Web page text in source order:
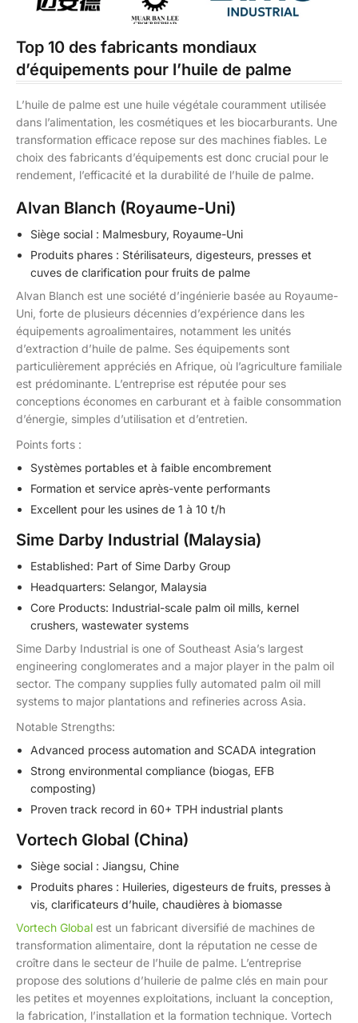
Top 10 des fabricants mondiaux
d’équipements pour l’huile de palme
L’huile de palme est une huile végétale couramment utilisée
dans l’alimentation, les cosmétiques et les biocarburants. Une
transformation efficace repose sur des machines fiables. Le
choix des fabricants d’équipements est donc crucial pour le
rendement, l’efficacité et la durabilité de l’huile de palme.
Alvan Blanch (Royaume-Uni)
Siège social : Malmesbury, Royaume-Uni
Produits phares : Stérilisateurs, digesteurs, presses et
cuves de clarification pour fruits de palme
Alvan Blanch est une société d’ingénierie basée au Royaume-
Uni, forte de plusieurs décennies d’expérience dans les
équipements agroalimentaires, notamment les unités
d’extraction d’huile de palme. Ses équipements sont
particulièrement appréciés en Afrique, où l’agriculture familiale
est prédominante. L’entreprise est réputée pour ses
conceptions économes en carburant et à faible consommation
d’énergie, simples d’utilisation et d’entretien.
Points forts :
Systèmes portables et à faible encombrement
Formation et service après-vente performants
Excellent pour les usines de 1 à 10 t/h
Sime Darby Industrial (Malaysia)
Established: Part of Sime Darby Group
Headquarters: Selangor, Malaysia
Core Products: Industrial-scale palm oil mills, kernel
crushers, wastewater systems
Sime Darby Industrial is one of Southeast Asia’s largest
engineering conglomerates and a major player in the palm oil
sector. The company supplies fully automated palm oil mill
systems to major plantations and refineries across Asia.
Notable Strengths:
Advanced process automation and SCADA integration
Strong environmental compliance (biogas, EFB
composting)
Proven track record in 60+ TPH industrial plants
Vortech Global (China)
Siège social : Jiangsu, Chine
Produits phares : Huileries, digesteurs de fruits, presses à
vis, clarificateurs d’huile, chaudières à biomasse
Vortech Global est un fabricant diversifié de machines de
transformation alimentaire, dont la réputation ne cesse de
croître dans le secteur de l’huile de palme. L’entreprise
propose des solutions d’huilerie de palme clés en main pour
les petites et moyennes exploitations, incluant la conception,
la fabrication, l’installation et la formation technique. Vortech